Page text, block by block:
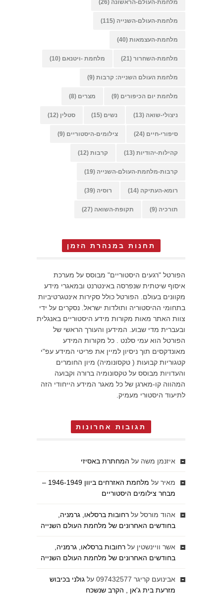
מלחמת-העולם-הראשונה (26)
מלחמת-העולם-השנייה (115)
מלחמת-העצמאות (40)
מלחמת-השחרור (21) מלחמת -ויטנאם (10)
מלחמת העולם השנייה: קרבות (9)
מלחמת יום הכיפורים (9) מצרים (8)
ניצולי-שואה (13) נשים (15) סטלין (12)
סיפורי-חיים (24) צילומים-היסטוריים (9)
קהילות-יהודיות (13) קרבות (12)
קרבות-מלחמת-העולם-השנייה (19)
רומא-העתיקה (14) רוסיה (39)
תורכיה (9) תקופת-השואה (27)
תחנות במנהרת הזמן
הפורטל "רגעים היסטוריים" מבוסס על מערכת
איסוף שיטתית שנפרסה באינטרנט ובמאגרי מידע
מקוונים בעולם. הפורטל כולל סקירות אינטגרטיביות
בתחומי ההיסטוריה ותולדות ישראל. נסקרים על ידי
צוות האתר מאות מקורות מידע היסטוריים באנגלית
ובעברית מדי שבוע. המידען והעורך הראשי של
הפורטל הוא עמי סלנט . כל מקורות המידע
מאונדקסים תוך ניסיון למיין את פריטי המידע עפ"י
קטגוריות קבועות ( טקסונומיה) מיון החומרים
והעדויות מבוסס על טקסונומיה ברורה וקבועה
המהווה קו-מארגן של כל מאגר המידע הייחודי הזה
לתיעוד היסטורי מעמיק.
תגובות אחרונות
איזנמן משה על המחתרת באסיזי
מאיר על
מלחמת האזרחים ביוון 1946-1949 –
מבחר צילומים היסטוריים
אהוד מורסל על רחובות ברסלאו, גרמניה,
בחודשים האחרונים של מלחמת העולם השנייה
אשר וויינשטין על רחובות ברסלאו, גרמניה,
בחודשים האחרונים של מלחמת העולם השנייה
אבינועם קריגר 097432577 על גולני בכיבוש
מזרעת בית ג'אן , הקרב שנשכח